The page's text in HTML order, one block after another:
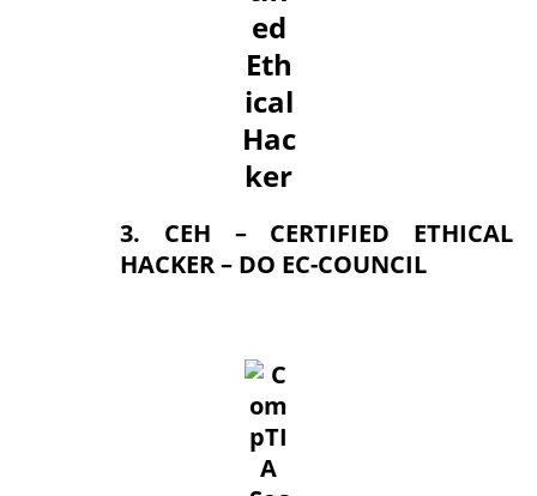
3. CEH – CERTIFIED ETHICAL
HACKER – DO EC-COUNCIL